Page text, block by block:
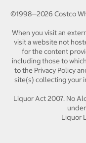
©1998—2026 Costco
When you visit an
visit a website not
for the content
including those to
to the Privacy Policy
site(s) collecting your
Liquor Act 2007. No
Liquor